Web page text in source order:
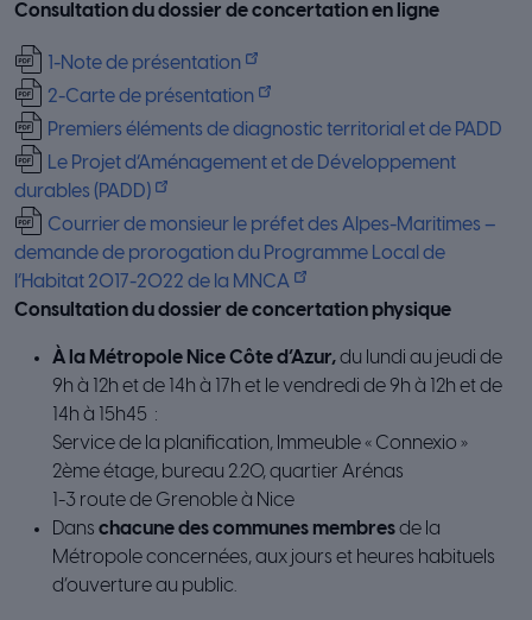
Consultation du dossier de concertation en ligne
1-Note de présentation
2-Carte de présentation
Premiers éléments de diagnostic territorial et de PADD
Le Projet d’Aménagement et de Développement
durables (PADD)
Courrier de monsieur le préfet des Alpes-Maritimes –
demande de prorogation du Programme Local de
l’Habitat 2017-2022 de la MNCA
Consultation du dossier de concertation physique
À la Métropole Nice Côte d’Azur,du lundi au jeudi de
9h à 12h et de 14h à 17h et le vendredi de 9h à 12h et de
14h à 15h45 :
Service de la planification, Immeuble « Connexio »
2ème étage, bureau 2.20, quartier Arénas
1-3 route de Grenoble à Nice
Dans chacune des communes membresde la
Métropole concernées, aux jours et heures habituels
d’ouverture au public.